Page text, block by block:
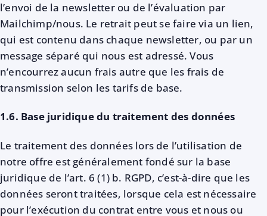
l’envoi de la newsletter ou de l’évaluation par
Mailchimp/nous. Le retrait peut se faire via un lien,
qui est contenu dans chaque newsletter, ou par un
message séparé qui nous est adressé. Vous
n’encourrez aucun frais autre que les frais de
transmission selon les tarifs de base.
1.6. Base juridique du traitement des données
Le traitement des données lors de l’utilisation de
notre offre est généralement fondé sur la base
juridique de l’art. 6 (1) b. RGPD, c’est-à-dire que les
données seront traitées, lorsque cela est nécessaire
pour l’exécution du contrat entre vous et nous ou